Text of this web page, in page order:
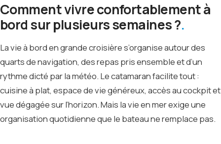
Comment vivre confortablement à
bord sur plusieurs semaines ?
La vie à bord en grande croisière s’organise autour des
quarts de navigation, des repas pris ensemble et d’un
rythme dicté par la météo. Le catamaran facilite tout :
cuisine à plat, espace de vie généreux, accès au cockpit et
vue dégagée sur l’horizon. Mais la vie en mer exige une
organisation quotidienne que le bateau ne remplace pas.